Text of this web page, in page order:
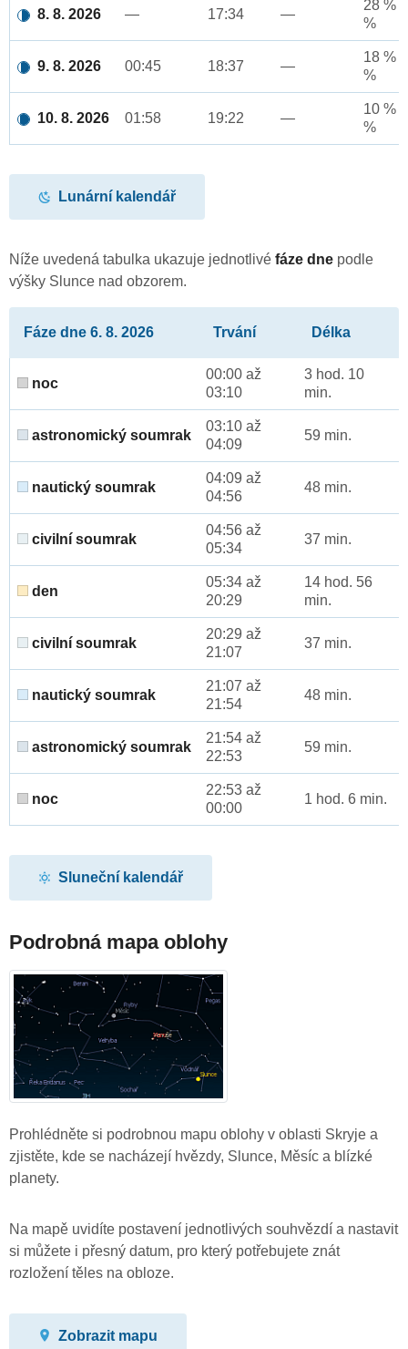
8. 8. 2026 — 17:34 —
28 %
%
9. 8. 2026 00:45 18:37 —
18 %
%
10. 8. 2026 01:58 19:22 —
10 %
%
Lunární kalendář
Níže uvedená tabulka ukazuje jednotlivé fáze dne podle
výšky Slunce nad obzorem.
Fáze dne 6. 8. 2026 Trvání Délka
noc
00:00 až
03:10
3 hod. 10
min.
astronomický soumrak
03:10 až
04:09
59 min.
nautický soumrak
04:09 až
04:56
48 min.
civilní soumrak
04:56 až
05:34
37 min.
den
05:34 až
20:29
14 hod. 56
min.
civilní soumrak
20:29 až
21:07
37 min.
nautický soumrak
21:07 až
21:54
48 min.
astronomický soumrak
21:54 až
22:53
59 min.
noc
22:53 až
00:00
1 hod. 6 min.
Sluneční kalendář
Podrobná mapa oblohy
Prohlédněte si podrobnou mapu oblohy v oblasti Skryje a
zjistěte, kde se nacházejí hvězdy, Slunce, Měsíc a blízké
planety.
Na mapě uvidíte postavení jednotlivých souhvězdí a nastavit
si můžete i přesný datum, pro který potřebujete znát
rozložení těles na obloze.
Zobrazit mapu